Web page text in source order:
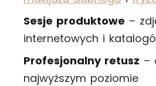
Sesje produktowe –
internetowych i
Profesjonalny retusz –
najwyższym poziomie